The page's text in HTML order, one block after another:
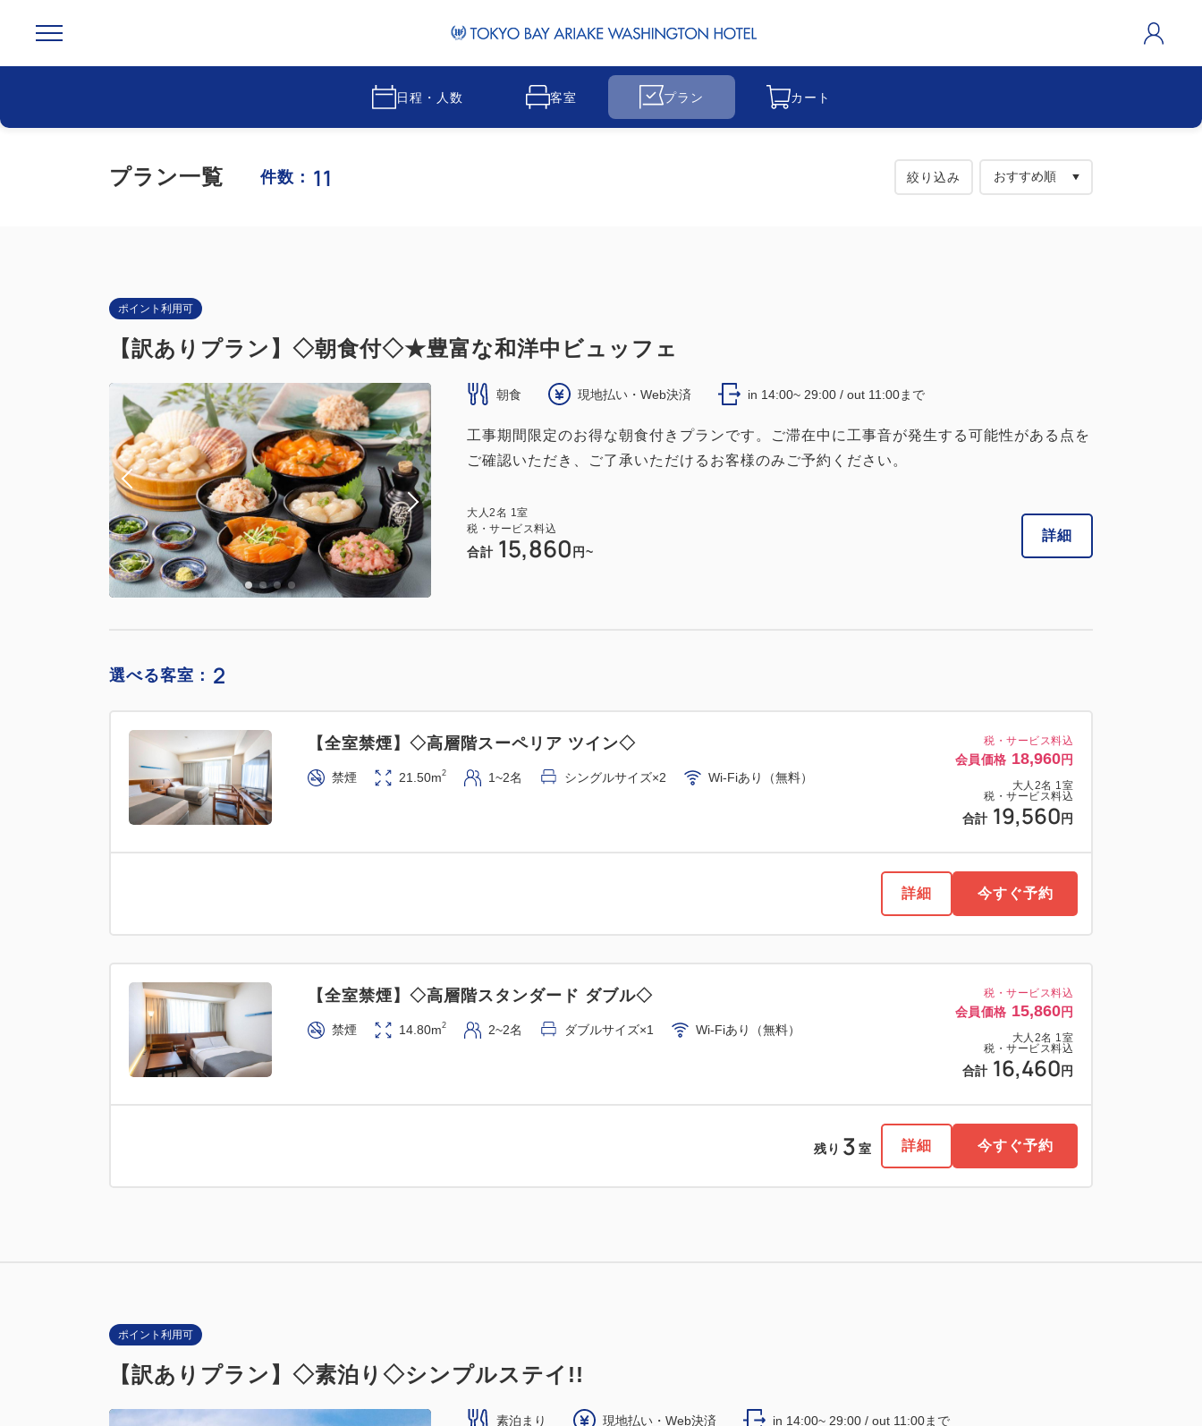
日程・人数 客室 プラン カート
プラン一覧 件数： 11 絞り込み
ポイント利用可
【訳ありプラン】◇朝食付◇★豊富な和洋中ビュッフェ
朝食 現地払い・Web決済 in 14:00~ 29:00 / out 11:00まで
工事期間限定のお得な朝食付きプランです。ご滞在中に工事音が発生する可能性がある点を
ご確認いただき、ご了承いただけるお客様のみご予約ください。
大人2名 1室
税・サービス料込
合計 15,860 円~
詳細
選べる客室： 2
税・サービス料込
会員価格 18,960円
大人 2名 1室
税・サービス料込
合計 19,560 円
【全室禁煙】◇高層階スーペリア ツイン◇
禁煙 21.50m2 1~2名 シングルサイズ×2 Wi-Fiあり（無料）
詳細 今すぐ予約
税・サービス料込
会員価格 15,860円
大人 2名 1室
税・サービス料込
合計 16,460 円
【全室禁煙】◇高層階スタンダード ダブル◇
禁煙 14.80m2 2~2名 ダブルサイズ×1 Wi-Fiあり（無料）
残り 3 室 詳細 今すぐ予約
ポイント利用可
【訳ありプラン】◇素泊り◇シンプルステイ!!
素泊まり 現地払い・Web決済 in 14:00~ 29:00 / out 11:00まで